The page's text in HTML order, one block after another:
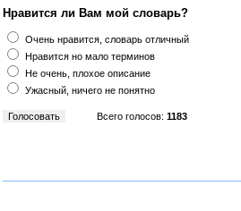
Нравится ли Вам мой словарь?
Очень нравится, словарь отличный
Нравится но мало терминов
Не очень, плохое описание
Ужасный, ничего не понятно
Всего голосов: 1183